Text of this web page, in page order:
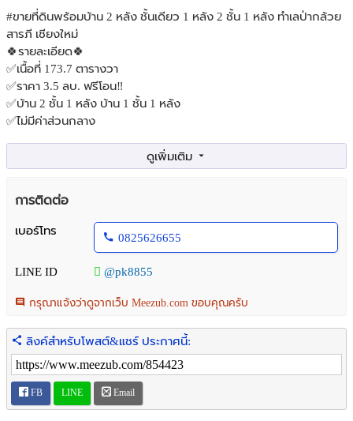
#ขายที่ดินพร้อมบ้าน 2 หลัง ชั้นเดียว 1 หลัง 2 ชั้น 1 หลัง ทำเลป่ากล้วย
สารภี เชียงใหม่
🍀รายละเอียด🍀
✅เนื้อที่ 173.7 ตารางวา
✅ราคา 3.5 ลบ. ฟรีโอน‼️
✅บ้าน 2 ชั้น 1 หลัง บ้าน 1 ชั้น 1 หลัง
✅ไม่มีค่าส่วนกลาง
🆔@pk8855
#ขายบ้านเชียงใหม่ #ที่ดินพร้อมบ้าน2 หลัง #บ้านเดี่ยวเขียงใหม่
การติดต่อ
เบอร์โทร
0825626655
LINE ID @pk8855
กรุณาแจ้งว่าดูจากเว็บ Meezub.com ขอบคุณครับ
ลิงค์สำหรับโพสต์&แชร์ ประกาศนี้:
FB LINE Email